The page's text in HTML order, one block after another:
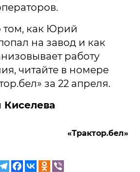
том, как Юрий
на завод и как
работу
читайте в номере
за 22 апреля.
Киселева
«Трактор.бел»